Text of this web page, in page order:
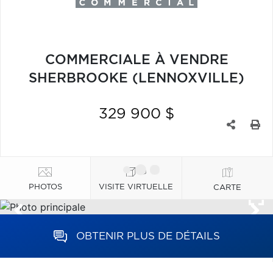
COMMERCIALE À VENDRE
SHERBROOKE (LENNOXVILLE)
329 900 $
PHOTOS VISITE VIRTUELLE CARTE
OBTENIR PLUS DE DÉTAILS